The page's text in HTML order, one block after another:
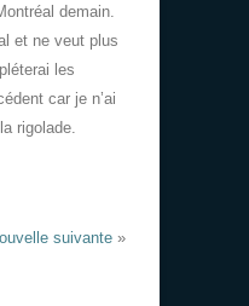
demain.
et ne veut plus
les
car je n’ai
rigolade.
suivante »